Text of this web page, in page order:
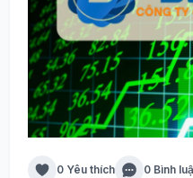
0 Yêu thích 0 Bình